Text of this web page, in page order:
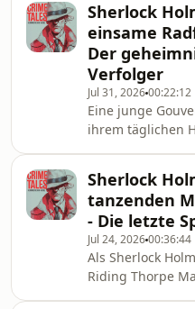
alles, und
Auf einer
beginnt ein
Kann Holmes
rechtzeitig erreichen? 🎧
– Verbrechen im
klassische
Sherlock
einsame
Der
Verfolger
Jul 31, 202600:22:12
Eine junge
ihrem täglichen
sicherer
verschwindet
Sherlock Holmes
Doch weder der
abgelegene
zu der
ihm auftischt. 🎧 Crime Tales –
Sherlock
tanzenden
- Die letzte
Jul 24, 202600:36:44
Als Sherlock
Riding Thorpe